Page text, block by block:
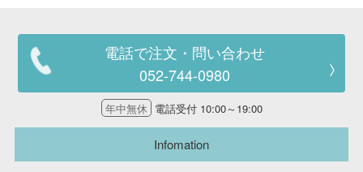
電話で注文・問い合わせ
052-744-0980
年中無休 電話受付 10:00～19:00
Infomation